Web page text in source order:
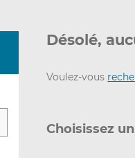
Désolé,
Voulez-vous
Choisissez